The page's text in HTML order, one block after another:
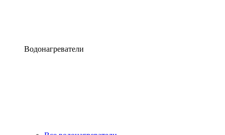
Водонагреватели